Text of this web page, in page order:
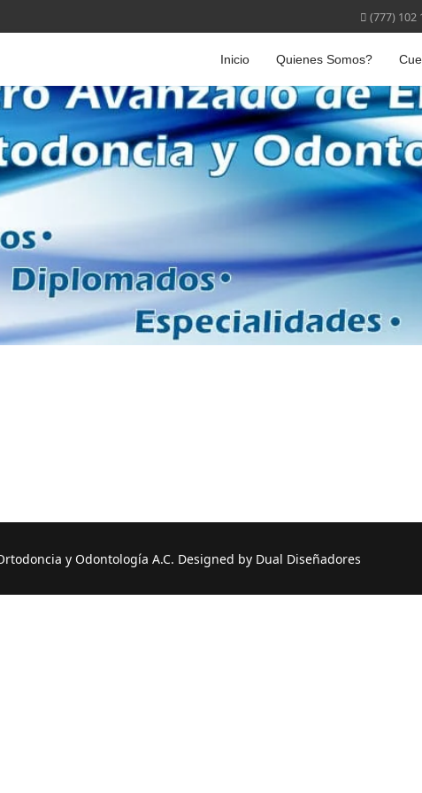
(777) 102
Inicio Quienes Somos?
y Odontología A.C. Designed by Dual Diseñadores